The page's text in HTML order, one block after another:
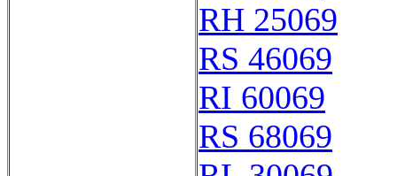
RH 25069
RS 46069
RI 60069
RS 68069